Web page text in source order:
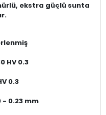
ekstra güçlü sunta
HV 0.3
0.3
- 0.23 mm